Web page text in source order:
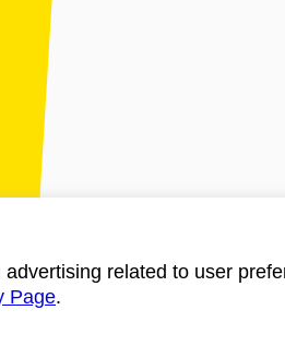
related to user
Page.